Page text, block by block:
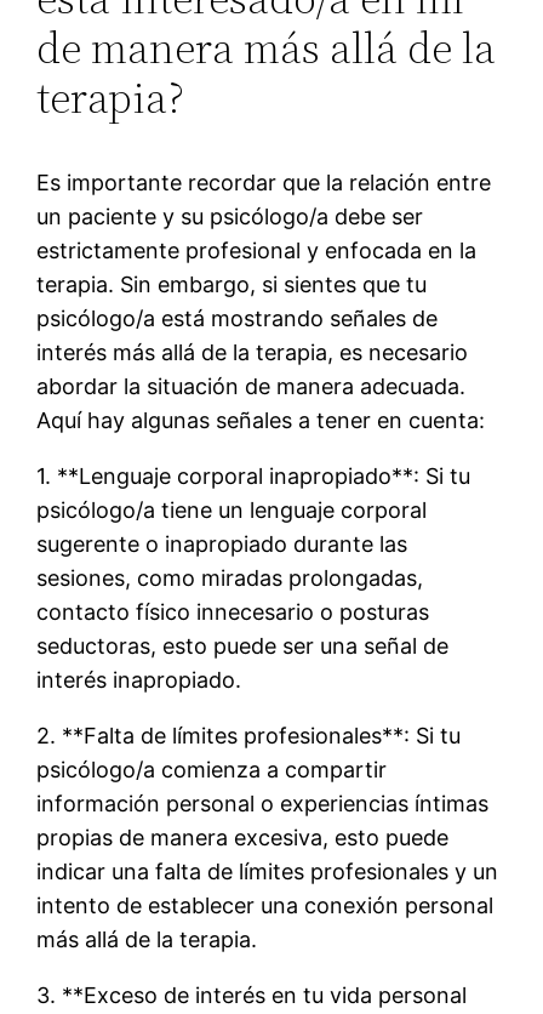
de manera más allá de la
terapia?
Es importante recordar que la relación entre
un paciente y su psicólogo/a debe ser
estrictamente profesional y enfocada en la
terapia. Sin embargo, si sientes que tu
psicólogo/a está mostrando señales de
interés más allá de la terapia, es necesario
abordar la situación de manera adecuada.
Aquí hay algunas señales a tener en cuenta:
1. **Lenguaje corporal inapropiado**: Si tu
psicólogo/a tiene un lenguaje corporal
sugerente o inapropiado durante las
sesiones, como miradas prolongadas,
contacto físico innecesario o posturas
seductoras, esto puede ser una señal de
interés inapropiado.
2. **Falta de límites profesionales**: Si tu
psicólogo/a comienza a compartir
información personal o experiencias íntimas
propias de manera excesiva, esto puede
indicar una falta de límites profesionales y un
intento de establecer una conexión personal
más allá de la terapia.
3. **Exceso de interés en tu vida personal